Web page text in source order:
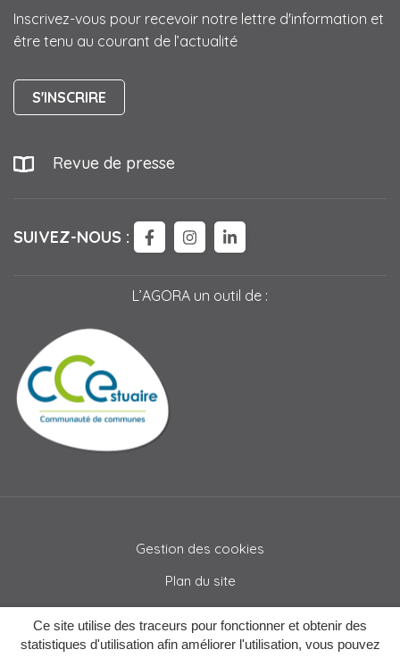
Ce site utilise des traceurs pour fonctionner et obtenir des
statistiques d'utilisation afin améliorer l'utilisation, vous pouvez
Inscrivez-vous pour recevoir notre lettre d'information et
être tenu au courant de l’actualité
S'INSCRIRE
Revue de presse
SUIVEZ-NOUS : LIEN VERS LE COMPTE
LIEN VERS LE COMPTE
LIEN VERS LE
L’AGORA un outil de :
Gestion des cookies
Plan du site
Mentions légales
Crédits